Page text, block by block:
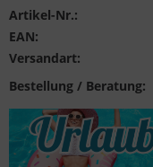
Artikel-Nr.:
EAN:
Versandart:
Bestellung / Beratung: